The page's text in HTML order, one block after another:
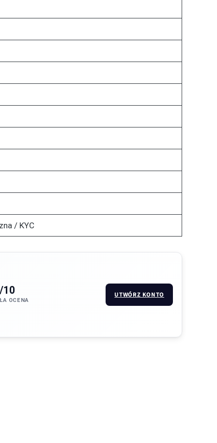
/ KYC
10
OCENA
UTWÓRZ KONTO